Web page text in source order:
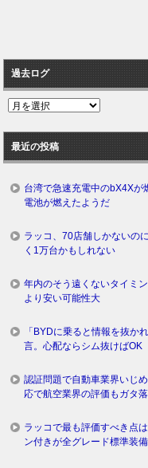
過去ログ
過
ロ
グ
最近の投稿
台湾で急速充電中のbX4Xが
電池が燃えたようだ
ラッコ、70店舗しかないの
く1万台かもしれない
年内のそう遠くないタイミ
より安い可能性大
「BYDに乗ると情報を抜か
言。心配ならシム抜けばOK
認証問題で自動車業界いじ
応で航空業界の評価もガタ
ラッコで最も評価すべき点
ン付きが全グレード標準装備